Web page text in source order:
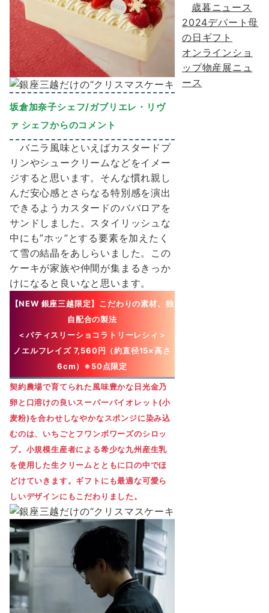
坂倉加奈⼦シェフ/ガブリエレ・リヴ
ァ シェフからのコメント
バニラ⾵味といえばカスタードプ
リンやシュークリームなどをイメー
ジすると思います。そんな慣れ親し
んだ安⼼感とさらなる特別感を演出
できるようカスタードのババロアを
サンドしました。スタイリッシュな
中にも”ホッ”とする要素を加えたく
て雪の結晶をあしらいました。この
ケーキが家族や仲間が集まるきっか
けになると良いなと思います。
【NEW 銀座三越限定】 こだわりの素材、独
自配合の製法
＜パティスリーショコラトリーレシィ＞
ノエルフレイズ 7,560円（約直径15×⾼さ
6cm）※50点限定
契約農場で育てられた⾵味豊かな⽇光⾦乃
卵と⼝溶けの良いスーパーバイオレット(⼩
⻨粉)を合わせしなやかなスポンジに染み込
むのは、いちごとフワンボワーズのシロッ
プ。⼩規模⽣産者による希少な九州産⽣乳
を使⽤した⽣クリームとともに⼝の中でほ
どけていきます。ギフトにも最適な可愛ら
しいデザインにもこだわりました。
歳暮ニュース
2024デパート母
の日ギフト
オンラインショ
ップ物産展ニュ
ース